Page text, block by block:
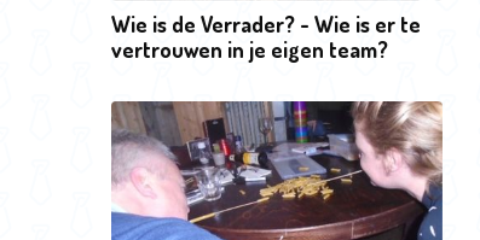
Wie is de Verrader? - Wie is er te
vertrouwen in je eigen team?